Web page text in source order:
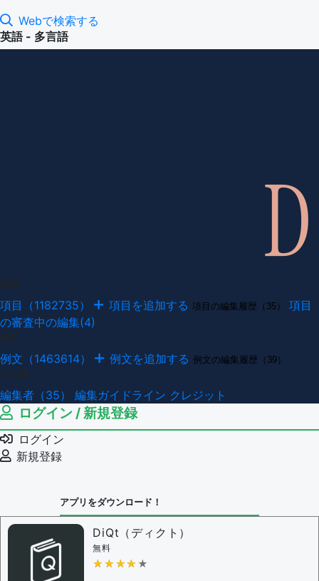
Webで検索する
英語 - 多言語
項目（1182735） 項目を追加する 項目の編集履歴（35）
項目
の審査中の編集(4)
例文（1463614） 例文を追加する 例文の編集履歴（39）
編集者（35） 編集ガイドライン クレジット
ログイン / 新規登録
ログイン
新規登録
アプリをダウンロード！
DiQt（ディクト）
無料
★★★★★
★★★★★